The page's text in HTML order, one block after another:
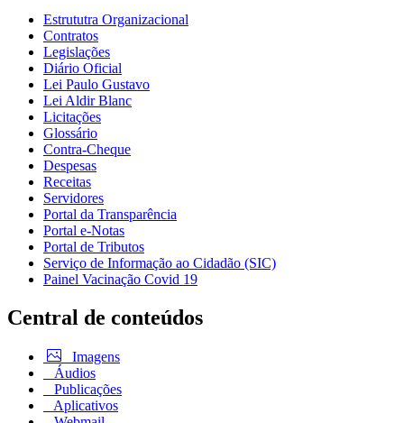
Estrututra Organizacional
Contratos
Legislações
Diário Oficial
Lei Paulo Gustavo
Lei Aldir Blanc
Licitações
Glossário
Contra-Cheque
Despesas
Receitas
Servidores
Portal da Transparência
Portal e-Notas
Portal de Tributos
Serviço de Informação ao Cidadão (SIC)
Painel Vacinação Covid 19
Central de conteúdos
Imagens
Áudios
Publicações
Aplicativos